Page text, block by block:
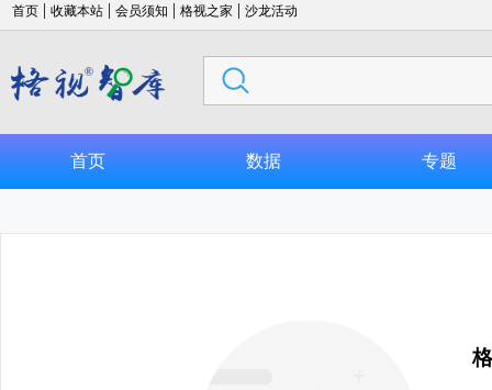
首页 | 收藏本站 | 会员须知 | 格视之家 | 沙龙活动
首页 数据 专题